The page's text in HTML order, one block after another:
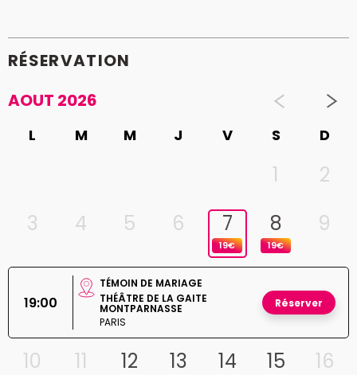
RÉSERVATION
AOUT 2026
L M M J V S D
1
2
3
4 5 6 7
19€
8
19€
9
19:00
TÉMOIN DE MARIAGE
THÉÂTRE DE LA GAITE
MONTPARNASSE
PARIS
Réserver
10 11 12 13 14 15
16